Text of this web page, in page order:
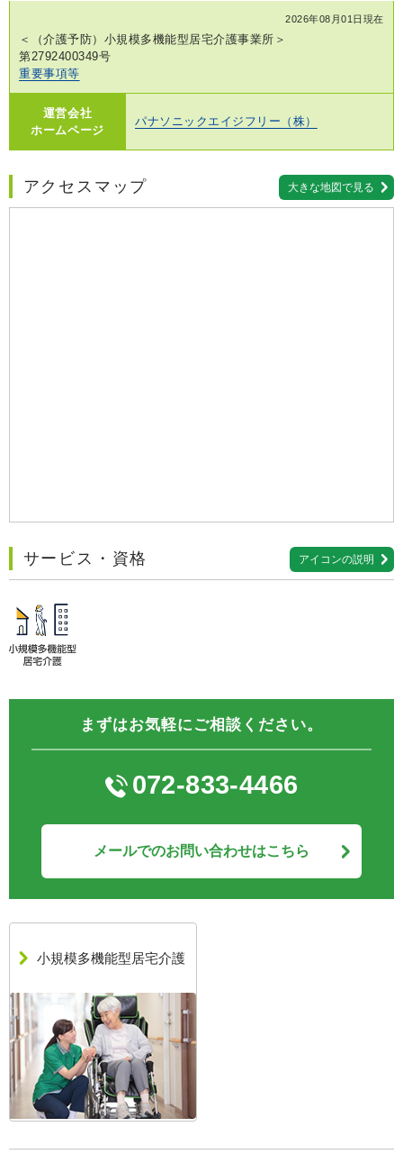
2026年08月01日現在
＜（介護予防）小規模多機能型居宅介護事業所＞
第2792400349号
重要事項等
運営会社
ホームページ
パナソニックエイジフリー（株）
アクセスマップ 大きな地図で見る
サービス・資格 アイコンの説明
まずはお気軽にご相談ください。
072-833-4466
メールでのお問い合わせはこちら
小規模多機能型居宅介護